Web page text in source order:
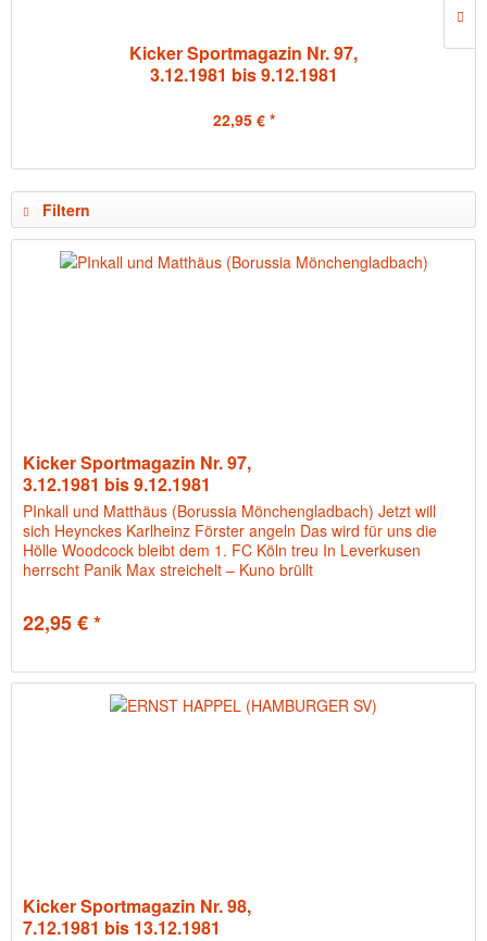
Kicker Sportmagazin Nr. 97,
3.12.1981 bis 9.12.1981
22,95 € *
Filtern
Kicker Sportmagazin Nr. 97,
3.12.1981 bis 9.12.1981
PInkall und Matthäus (Borussia Mönchengladbach) Jetzt will
sich Heynckes Karlheinz Förster angeln Das wird für uns die
Hölle Woodcock bleibt dem 1. FC Köln treu In Leverkusen
herrscht Panik Max streichelt – Kuno brüllt
22,95 € *
Kicker Sportmagazin Nr. 98,
7.12.1981 bis 13.12.1981